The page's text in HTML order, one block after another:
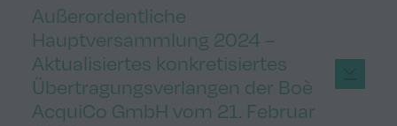
Außerordentliche
Hauptversammlung 2024 –
Aktualisiertes konkretisiertes
Übertragungsverlangen der Boè
AcquiCo GmbH vom 21. Februar